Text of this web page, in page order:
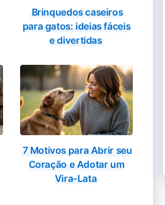
Brinquedos caseiros
para gatos: ideias fáceis
e divertidas
7 Motivos para Abrir seu
Coração e Adotar um
Vira-Lata